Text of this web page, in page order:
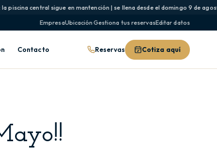
piscina central sigue en mantención | se llena desde el domingo 9 de
EmpresaUbicación·Gestiona tus reservasEditar datos
Contacto Reservas Cotiza aquí